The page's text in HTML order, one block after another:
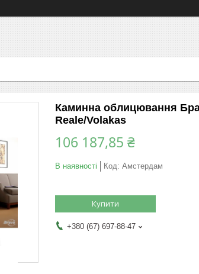
Каминна облицювання
Reale/Volakas
106 187,85 ₴
В наявності Код: Амстердам
Купити
+380 (67) 697-88-47